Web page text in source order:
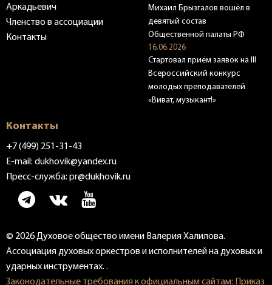
Аркадьевич
Членство в ассоциации
Контакты
Михаил Брызгалов вошёл в
девятый состав
Общественной палаты РФ
16.06.2026
Стартовал приём заявок на III
Всероссийский конкурс
молодых преподавателей
«Виват, музыкант!»
Контакты
+7 (499) 251-31-43
E-mail: dukhovik@yandex.ru
Пресс-служба: pr@dukhovik.ru
© 2026 Духовое общество имени Валерия Халилова.
Ассоциация духовых оркестров и исполнителей на духовых и
ударных инструментах. .
Законодательные требования к официальным сайтам: Приказ